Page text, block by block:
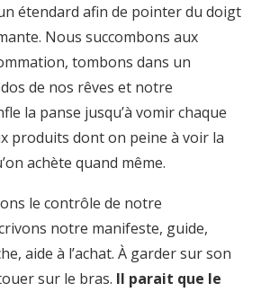
étendard afin de pointer du doigt
Nous succombons aux
tombons dans un
de nos rêves et notre
la panse jusqu’à vomir chaque
produits dont on peine à voir la
achète quand même.
le contrôle de notre
notre manifeste, guide,
aide à l’achat. À garder sur son
sur le bras. Il parait que le